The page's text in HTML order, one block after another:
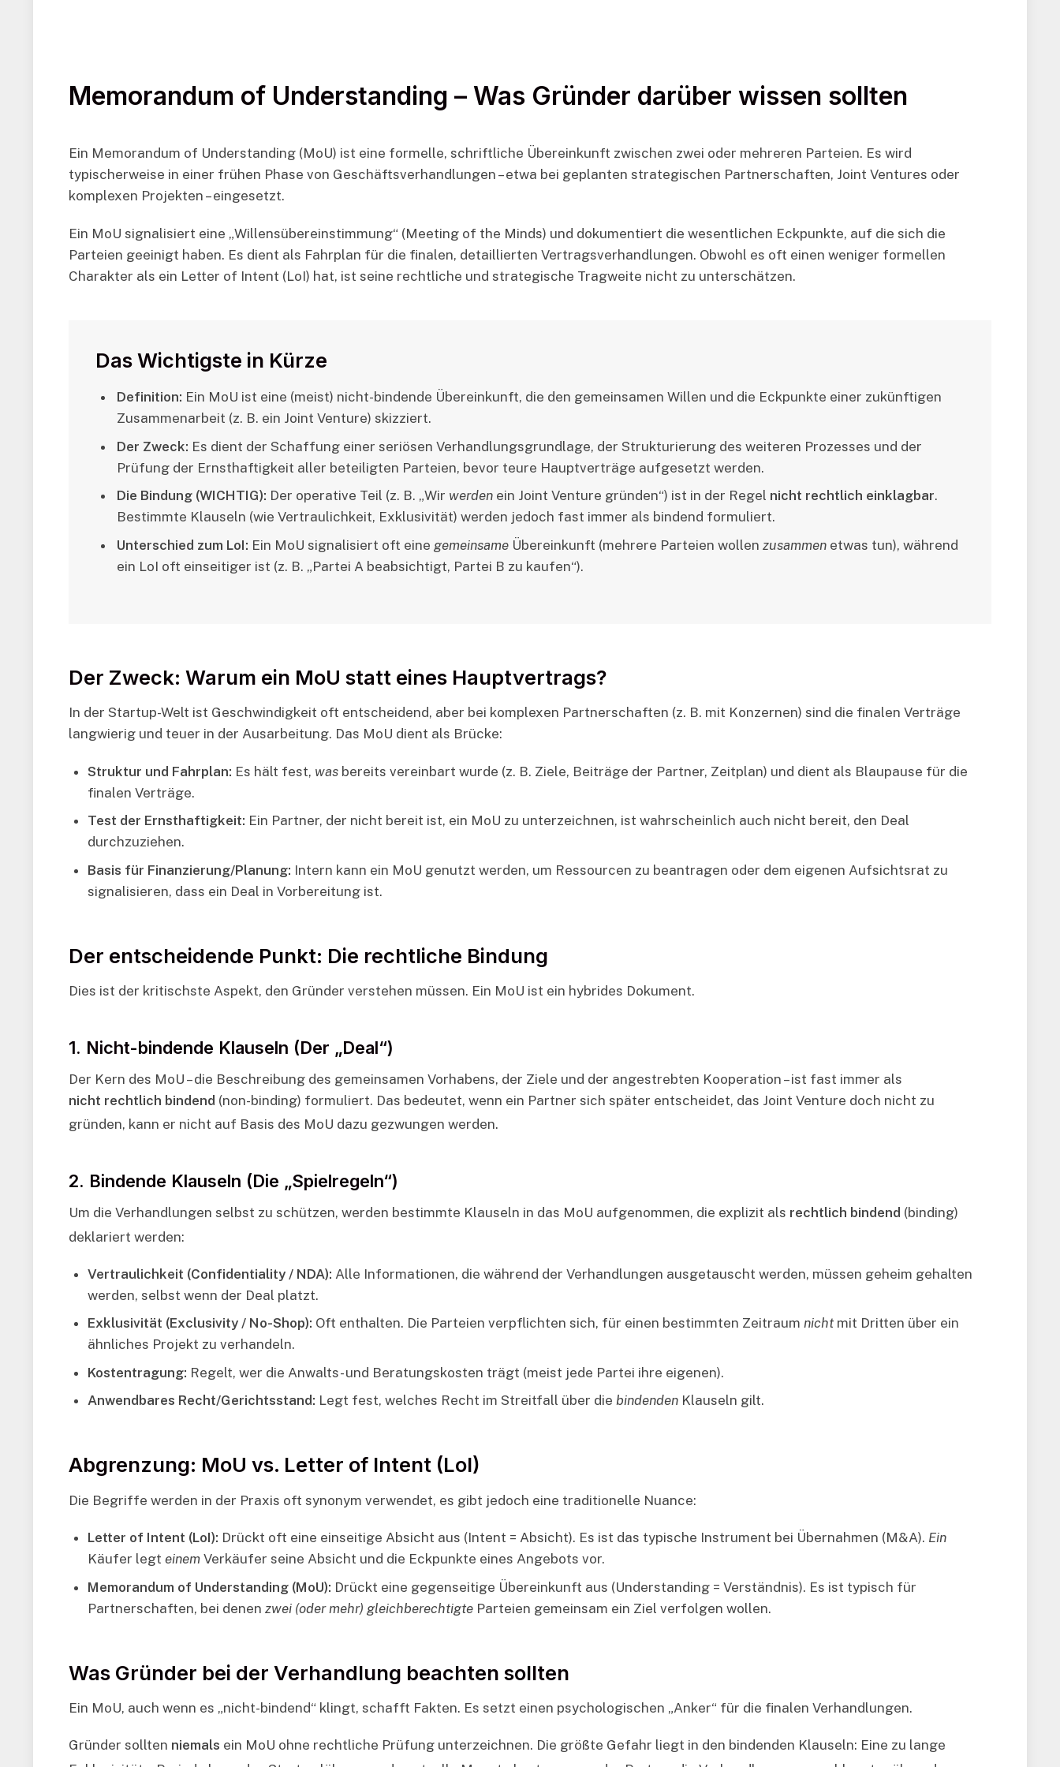
Memorandum of Understanding – Was Gründer darüber wissen sollten
Ein Memorandum of Understanding (MoU) ist eine formelle, schriftliche Übereinkunft zwischen zwei oder mehreren Parteien. Es wird
typischerweise in einer frühen Phase von Geschäftsverhandlungen – etwa bei geplanten strategischen Partnerschaften, Joint Ventures oder
komplexen Projekten – eingesetzt.
Ein MoU signalisiert eine „Willensübereinstimmung“ (Meeting of the Minds) und dokumentiert die wesentlichen Eckpunkte, auf die sich die
Parteien geeinigt haben. Es dient als Fahrplan für die finalen, detaillierten Vertragsverhandlungen. Obwohl es oft einen weniger formellen
Charakter als ein Letter of Intent (LoI) hat, ist seine rechtliche und strategische Tragweite nicht zu unterschätzen.
Das Wichtigste in Kürze
Definition: Ein MoU ist eine (meist) nicht-bindende Übereinkunft, die den gemeinsamen Willen und die Eckpunkte einer zukünftigen
Zusammenarbeit (z. B. ein Joint Venture) skizziert.
Der Zweck: Es dient der Schaffung einer seriösen Verhandlungsgrundlage, der Strukturierung des weiteren Prozesses und der
Prüfung der Ernsthaftigkeit aller beteiligten Parteien, bevor teure Hauptverträge aufgesetzt werden.
Die Bindung (WICHTIG): Der operative Teil (z. B. „Wir werdenein Joint Venture gründen“) ist in der Regel nicht rechtlich einklagbar.
Bestimmte Klauseln (wie Vertraulichkeit, Exklusivität) werden jedoch fast immer als bindend formuliert.
Unterschied zum LoI: Ein MoU signalisiert oft eine gemeinsameÜbereinkunft (mehrere Parteien wollen zusammenetwas tun), während
ein LoI oft einseitiger ist (z. B. „Partei A beabsichtigt, Partei B zu kaufen“).
Der Zweck: Warum ein MoU statt eines Hauptvertrags?
In der Startup-Welt ist Geschwindigkeit oft entscheidend, aber bei komplexen Partnerschaften (z. B. mit Konzernen) sind die finalen Verträge
langwierig und teuer in der Ausarbeitung. Das MoU dient als Brücke:
Struktur und Fahrplan: Es hält fest, wasbereits vereinbart wurde (z. B. Ziele, Beiträge der Partner, Zeitplan) und dient als Blaupause für die
finalen Verträge.
Test der Ernsthaftigkeit: Ein Partner, der nicht bereit ist, ein MoU zu unterzeichnen, ist wahrscheinlich auch nicht bereit, den Deal
durchzuziehen.
Basis für Finanzierung/Planung: Intern kann ein MoU genutzt werden, um Ressourcen zu beantragen oder dem eigenen Aufsichtsrat zu
signalisieren, dass ein Deal in Vorbereitung ist.
Der entscheidende Punkt: Die rechtliche Bindung
Dies ist der kritischste Aspekt, den Gründer verstehen müssen. Ein MoU ist ein hybrides Dokument.
1. Nicht-bindende Klauseln (Der „Deal“)
Der Kern des MoU – die Beschreibung des gemeinsamen Vorhabens, der Ziele und der angestrebten Kooperation – ist fast immer als
nicht rechtlich bindend (non-binding) formuliert. Das bedeutet, wenn ein Partner sich später entscheidet, das Joint Venture doch nicht zu
gründen, kann er nicht auf Basis des MoU dazu gezwungen werden.
2. Bindende Klauseln (Die „Spielregeln“)
Um die Verhandlungen selbst zu schützen, werden bestimmte Klauseln in das MoU aufgenommen, die explizit als rechtlich bindend (binding)
deklariert werden:
Vertraulichkeit (Confidentiality / NDA): Alle Informationen, die während der Verhandlungen ausgetauscht werden, müssen geheim gehalten
werden, selbst wenn der Deal platzt.
Exklusivität (Exclusivity / No-Shop): Oft enthalten. Die Parteien verpflichten sich, für einen bestimmten Zeitraum nichtmit Dritten über ein
ähnliches Projekt zu verhandeln.
Kostentragung: Regelt, wer die Anwalts- und Beratungskosten trägt (meist jede Partei ihre eigenen).
Anwendbares Recht/Gerichtsstand: Legt fest, welches Recht im Streitfall über die bindendenKlauseln gilt.
Abgrenzung: MoU vs. Letter of Intent (LoI)
Die Begriffe werden in der Praxis oft synonym verwendet, es gibt jedoch eine traditionelle Nuance:
Letter of Intent (LoI): Drückt oft eine einseitige Absicht aus (Intent = Absicht). Es ist das typische Instrument bei Übernahmen (M&A). Ein
Käufer legt einemVerkäufer seine Absicht und die Eckpunkte eines Angebots vor.
Memorandum of Understanding (MoU): Drückt eine gegenseitige Übereinkunft aus (Understanding = Verständnis). Es ist typisch für
Partnerschaften, bei denen zwei (oder mehr) gleichberechtigteParteien gemeinsam ein Ziel verfolgen wollen.
Was Gründer bei der Verhandlung beachten sollten
Ein MoU, auch wenn es „nicht-bindend“ klingt, schafft Fakten. Es setzt einen psychologischen „Anker“ für die finalen Verhandlungen.
Gründer sollten niemals ein MoU ohne rechtliche Prüfung unterzeichnen. Die größte Gefahr liegt in den bindenden Klauseln: Eine zu lange